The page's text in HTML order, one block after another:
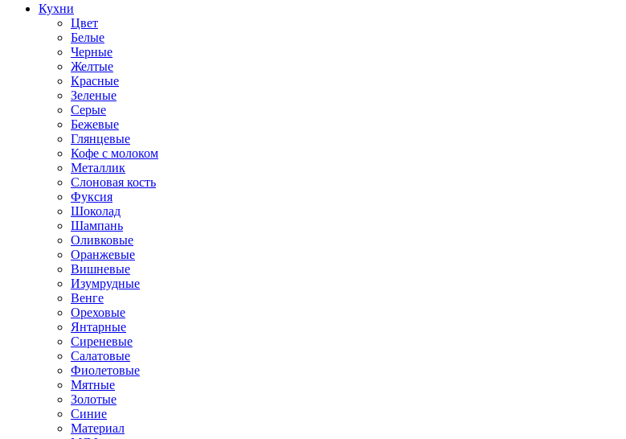
Кухни
Цвет
Белые
Черные
Желтые
Красные
Зеленые
Серые
Бежевые
Глянцевые
Кофе с молоком
Металлик
Слоновая кость
Фуксия
Шоколад
Шампань
Оливковые
Оранжевые
Вишневые
Изумрудные
Венге
Ореховые
Янтарные
Сиреневые
Салатовые
Фиолетовые
Мятные
Золотые
Синие
Материал